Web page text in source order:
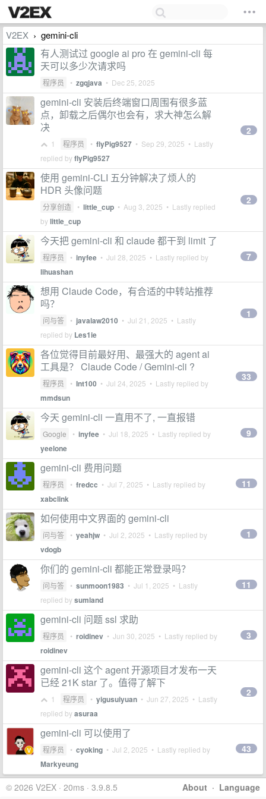
V2EX › gemini-cli
有人测试过 google ai pro 在 gemini-cli 每
天可以多少次请求吗
程序员 • zgqjava • Dec 25, 2025
gemini-cli 安装后终端窗口周围有很多蓝
点，卸载之后偶尔也会有，求大神怎么解
决
1 程序员 • flyPig9527 • Sep 29, 2025 • Lastly
replied byflyPig9527
2
使用 gemini-CLI 五分钟解决了烦人的
HDR 头像问题
分享创造 • little_cup • Aug 3, 2025 • Lastly replied
bylittle_cup
2
今天把 gemini-cli 和 claude 都干到 limit 了
程序员 • inyfee • Jul 28, 2025 • Lastly replied by
lihuashan
7
想用 Claude Code，有合适的中转站推荐
吗？
问与答 • javalaw2010 • Jul 21, 2025 • Lastly
replied by Les1ie
1
各位觉得目前最好用、最强大的 agent ai
工具是？ Claude Code / Gemini-cli ?
程序员 • Int100 • Jul 24, 2025 • Lastly replied by
mmdsun
33
今天 gemini-cli 一直用不了, 一直报错
Google • inyfee • Jul 18, 2025 • Lastly replied by
yeelone
9
gemini-cli 费用问题
程序员 • fredcc • Jul 7, 2025 • Lastly replied by
xabclink
11
如何使用中文界面的 gemini-cli
问与答 • yeahjw • Jul 2, 2025 • Lastly replied by
vdogb
1
你们的 gemini-cli 都能正常登录吗？
问与答 • sunmoon1983 • Jul 1, 2025 • Lastly
replied bysumland
11
gemini-cli 问题 ssl 求助
程序员 • roidinev • Jun 30, 2025 • Lastly replied by
roidinev
3
gemini-cli 这个 agent 开源项目才发布一天
已经 21K star 了。值得了解下
1 程序员 • yigusuiyuan • Jun 27, 2025 • Lastly
replied byasuraa
2
gemini-cli 可以使用了
程序员 • cyoking • Jul 2, 2025 • Lastly replied by
Markyeung
43
About · Language
© 2026 V2EX · 20ms · 3.9.8.5